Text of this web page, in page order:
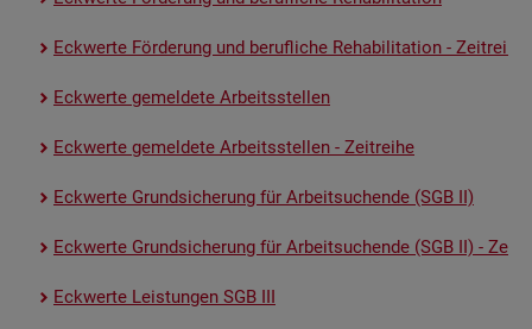
Eck­wer­te För­de­rung und be­ruf­li­che Re­ha­bi­li­ta­ti­on - Zeit­rei­he
Eck­wer­te ge­mel­de­te Ar­beits­stel­len
Eck­wer­te ge­mel­de­te Ar­beits­stel­len - Zeit­rei­he
Eck­wer­te Grund­si­che­rung für Ar­beit­su­chen­de (SGB II)
Eck­wer­te Grund­si­che­rung für Ar­beit­su­chen­de (SGB II) -
Eck­wer­te Leis­tun­gen SGB III